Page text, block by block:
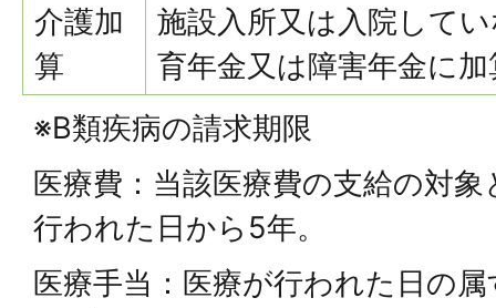
介護加
算
施設入所又は入院して
育年金又は障害年金に加
※B類疾病の請求期限
医療費：当該医療費の支給の対
行われた日から5年。
医療手当：医療が行われた日の